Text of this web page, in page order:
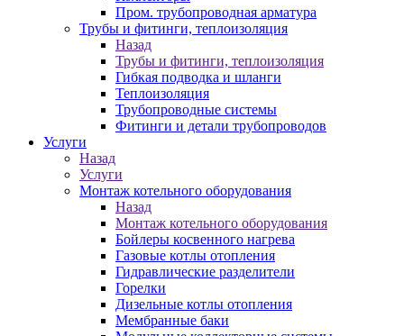
Пром. трубопроводная арматура
Трубы и фитинги, теплоизоляция
Назад
Трубы и фитинги, теплоизоляция
Гибкая подводка и шланги
Теплоизоляция
Трубопроводные системы
Фитинги и детали трубопроводов
Услуги
Назад
Услуги
Монтаж котельного оборудования
Назад
Монтаж котельного оборудования
Бойлеры косвенного нагрева
Газовые котлы отопления
Гидравлические разделители
Горелки
Дизельные котлы отопления
Мембранные баки